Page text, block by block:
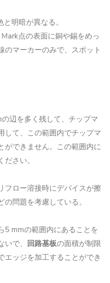
明暗が異なる。
点の表面に銅や錫をめっ
のマーカーのみで、スポット
辺を多く残して、チップマ
して、この範囲内でチップマ
ができません。この範囲内に
さい。
フロー溶接時にデバイスが擦
問題を考慮している。
5 mmの範囲内にあることを
で、 回路基板の面積が制限
エッジを加工することができ